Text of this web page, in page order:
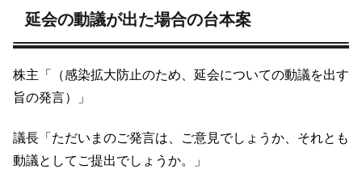
延会の動議が出た場合の台本案
株主「（感染拡大防止のため、延会についての動議を出す
旨の発言）」
議長「ただいまのご発言は、ご意見でしょうか、それとも
動議としてご提出でしょうか。」